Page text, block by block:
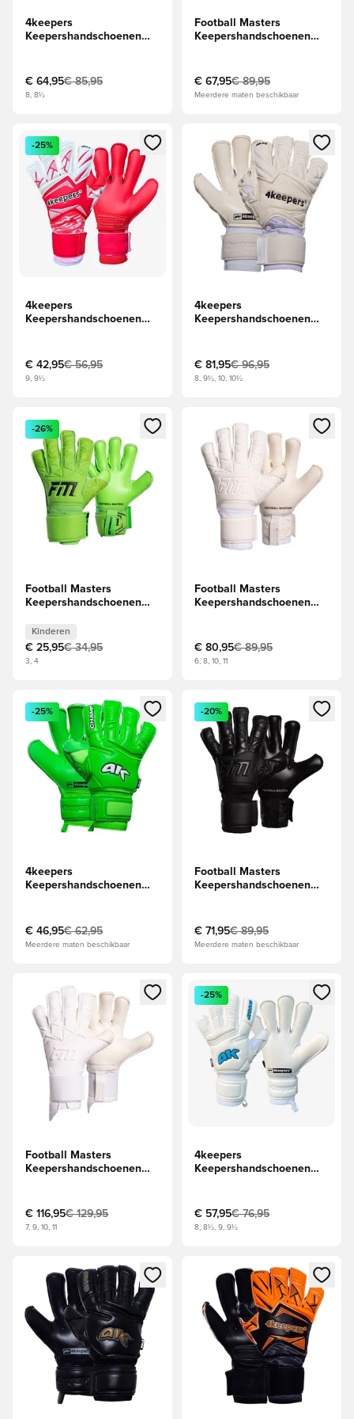
4keepers
Keepershandschoenen
€ 64,95€ 85,95
8, 8½
Football Masters
Keepershandschoenen
€ 67,95€ 89,95
Meerdere maten beschikbaar
Opent een venster om in te loggen of je aan te melden als
-25%
4keepers
Keepershandschoenen
€ 42,95€ 56,95
9, 9½
Opent een venster om in te
4keepers
Keepershandschoenen
€ 81,95€ 96,95
8, 9½, 10, 10½
Opent een venster om in te loggen of je aan te melden als
-26%
Football Masters
Keepershandschoenen
Kinderen
€ 25,95€ 34,95
3, 4
Opent een venster om in te
Football Masters
Keepershandschoenen
€ 80,95€ 89,95
6, 8, 10, 11
Opent een venster om in te loggen of je aan te melden als
-25%
4keepers
Keepershandschoenen
€ 46,95€ 62,95
Meerdere maten beschikbaar
Opent een venster om in te
-20%
Football Masters
Keepershandschoenen
€ 71,95€ 89,95
Meerdere maten beschikbaar
Opent een venster om in te loggen of je aan te melden als
Football Masters
Keepershandschoenen
€ 116,95€ 129,95
7, 9, 10, 11
Opent een venster om in te
-25%
4keepers
Keepershandschoenen
€ 57,95€ 76,95
8, 8½, 9, 9½
Opent een venster om in te loggen of je aan te melden als
Opent een venster om in te